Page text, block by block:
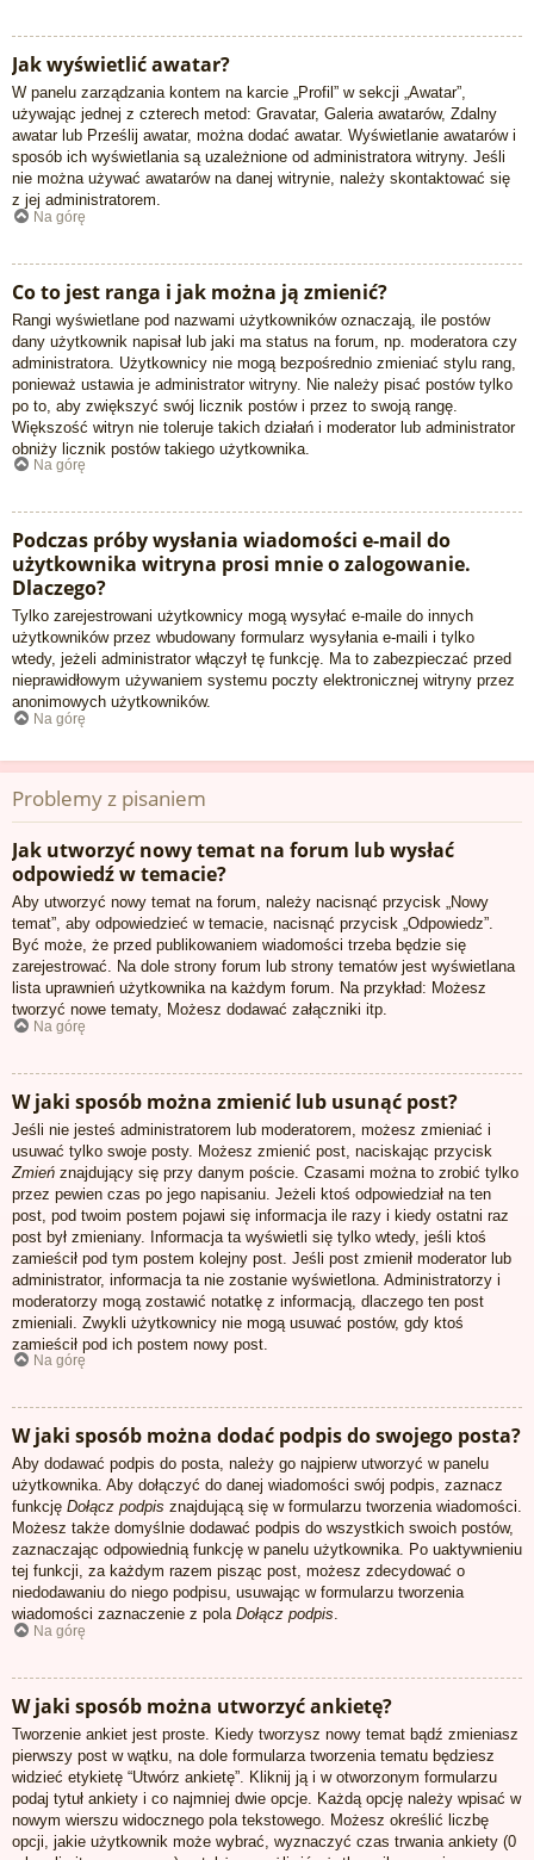
Jak wyświetlić awatar?
W panelu zarządzania kontem na karcie „Profil” w sekcji „Awatar”,
używając jednej z czterech metod: Gravatar, Galeria awatarów, Zdalny
awatar lub Prześlij awatar, można dodać awatar. Wyświetlanie awatarów i
sposób ich wyświetlania są uzależnione od administratora witryny. Jeśli
nie można używać awatarów na danej witrynie, należy skontaktować się
z jej administratorem.
Na górę
Co to jest ranga i jak można ją zmienić?
Rangi wyświetlane pod nazwami użytkowników oznaczają, ile postów
dany użytkownik napisał lub jaki ma status na forum, np. moderatora czy
administratora. Użytkownicy nie mogą bezpośrednio zmieniać stylu rang,
ponieważ ustawia je administrator witryny. Nie należy pisać postów tylko
po to, aby zwiększyć swój licznik postów i przez to swoją rangę.
Większość witryn nie toleruje takich działań i moderator lub administrator
obniży licznik postów takiego użytkownika.
Na górę
Podczas próby wysłania wiadomości e-mail do
użytkownika witryna prosi mnie o zalogowanie.
Dlaczego?
Tylko zarejestrowani użytkownicy mogą wysyłać e-maile do innych
użytkowników przez wbudowany formularz wysyłania e-maili i tylko
wtedy, jeżeli administrator włączył tę funkcję. Ma to zabezpieczać przed
nieprawidłowym używaniem systemu poczty elektronicznej witryny przez
anonimowych użytkowników.
Na górę
Problemy z pisaniem
Jak utworzyć nowy temat na forum lub wysłać
odpowiedź w temacie?
Aby utworzyć nowy temat na forum, należy nacisnąć przycisk „Nowy
temat”, aby odpowiedzieć w temacie, nacisnąć przycisk „Odpowiedz”.
Być może, że przed publikowaniem wiadomości trzeba będzie się
zarejestrować. Na dole strony forum lub strony tematów jest wyświetlana
lista uprawnień użytkownika na każdym forum. Na przykład: Możesz
tworzyć nowe tematy, Możesz dodawać załączniki itp.
Na górę
W jaki sposób można zmienić lub usunąć post?
Jeśli nie jesteś administratorem lub moderatorem, możesz zmieniać i
usuwać tylko swoje posty. Możesz zmienić post, naciskając przycisk
Zmień znajdujący się przy danym poście. Czasami można to zrobić tylko
przez pewien czas po jego napisaniu. Jeżeli ktoś odpowiedział na ten
post, pod twoim postem pojawi się informacja ile razy i kiedy ostatni raz
post był zmieniany. Informacja ta wyświetli się tylko wtedy, jeśli ktoś
zamieścił pod tym postem kolejny post. Jeśli post zmienił moderator lub
administrator, informacja ta nie zostanie wyświetlona. Administratorzy i
moderatorzy mogą zostawić notatkę z informacją, dlaczego ten post
zmieniali. Zwykli użytkownicy nie mogą usuwać postów, gdy ktoś
zamieścił pod ich postem nowy post.
Na górę
W jaki sposób można dodać podpis do swojego posta?
Aby dodawać podpis do posta, należy go najpierw utworzyć w panelu
użytkownika. Aby dołączyć do danej wiadomości swój podpis, zaznacz
funkcję Dołącz podpis znajdującą się w formularzu tworzenia wiadomości.
Możesz także domyślnie dodawać podpis do wszystkich swoich postów,
zaznaczając odpowiednią funkcję w panelu użytkownika. Po uaktywnieniu
tej funkcji, za każdym razem pisząc post, możesz zdecydować o
niedodawaniu do niego podpisu, usuwając w formularzu tworzenia
wiadomości zaznaczenie z pola Dołącz podpis.
Na górę
W jaki sposób można utworzyć ankietę?
Tworzenie ankiet jest proste. Kiedy tworzysz nowy temat bądź zmieniasz
pierwszy post w wątku, na dole formularza tworzenia tematu będziesz
widzieć etykietę “Utwórz ankietę”. Kliknij ją i w otworzonym formularzu
podaj tytuł ankiety i co najmniej dwie opcje. Każdą opcję należy wpisać w
nowym wierszu widocznego pola tekstowego. Możesz określić liczbę
opcji, jakie użytkownik może wybrać, wyznaczyć czas trwania ankiety (0